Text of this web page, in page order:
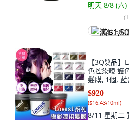
明天 8/8 (六)
(1
满 $1,500
【3Q髮品
色控染靚 護
髮膜, 1個,
$920
($16.43/10ml)
8/11 星期二